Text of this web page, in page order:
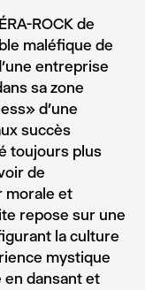
ROCK de
maléfique de
entreprise
sa zone
d’une
succès
toujours plus
de
morale et
repose sur une
la culture
mystique
dansant et